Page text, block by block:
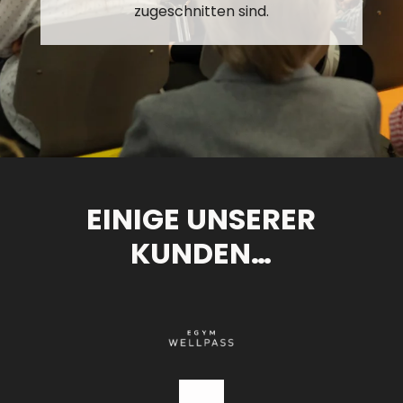
zugeschnitten sind.
EINIGE UNSERER
KUNDEN…